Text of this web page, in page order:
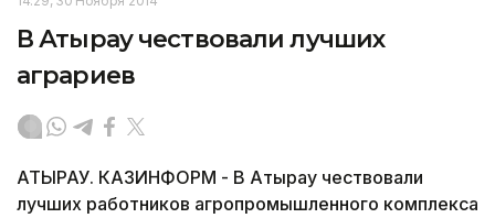
В Атырау чествовали лучших
аграриев
АТЫРАУ. КАЗИНФОРМ - В Атырау чествовали
лучших работников агропромышленного комплекса